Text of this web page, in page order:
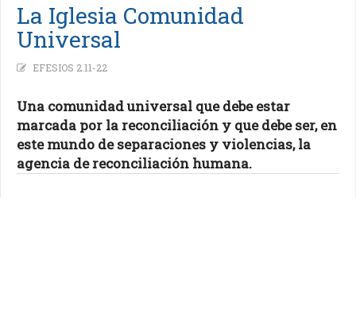
La Iglesia Comunidad
Universal
EFESIOS 2.11-22
Una comunidad universal que debe estar
marcada por la reconciliación y que debe ser, en
este mundo de separaciones y violencias, la
agencia de reconciliación humana.